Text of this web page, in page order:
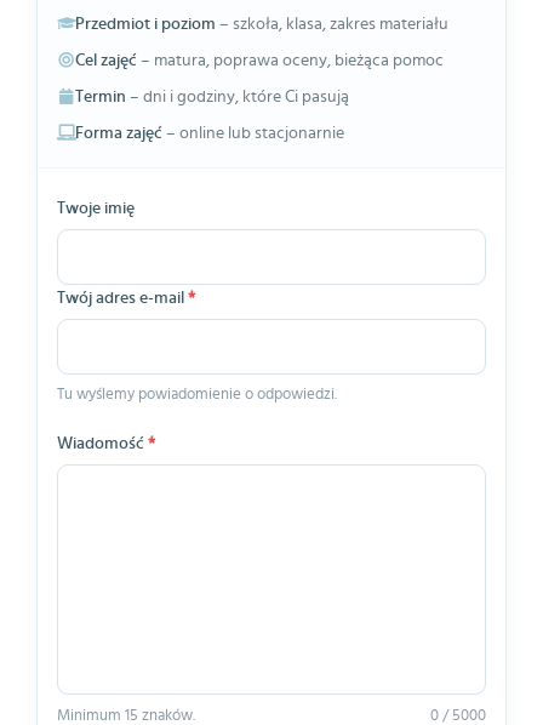
Przedmiot i poziom – szkoła, klasa, zakres materiału
Cel zajęć – matura, poprawa oceny, bieżąca pomoc
Termin – dni i godziny, które Ci pasują
Forma zajęć – online lub stacjonarnie
Twoje imię
Twój adres e-mail *
Tu wyślemy powiadomienie o odpowiedzi.
Wiadomość *
Minimum 15 znaków. 0 / 5000